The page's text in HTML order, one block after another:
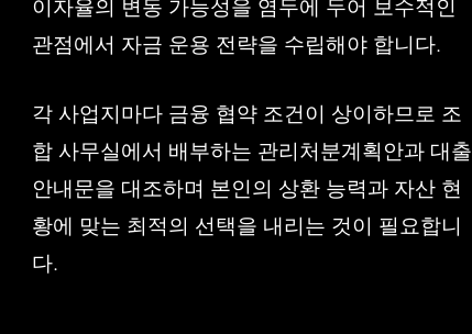
이자율의 변동 가능성을 염두에 두어 보수적인
관점에서 자금 운용 전략을 수립해야 합니다.
각 사업지마다 금융 협약 조건이 상이하므로 조
합 사무실에서 배부하는 관리처분계획안과 대출
안내문을 대조하며 본인의 상환 능력과 자산 현
황에 맞는 최적의 선택을 내리는 것이 필요합니
다.